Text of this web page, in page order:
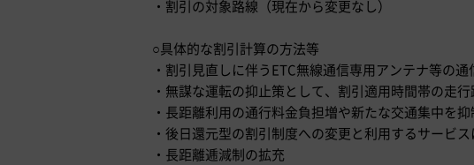
・割引の対象路線（現在から変更なし）
○具体的な割引計算の方法等
・割引見直しに伴うETC無線通信専用アンテナ等の
・無謀な運転の抑止策として、割引適用時間帯の走
・長距離利用の通行料金負担増や新たな交通集中を
・後日還元型の割引制度への変更と利用するサービ
・長距離逓減制の拡充